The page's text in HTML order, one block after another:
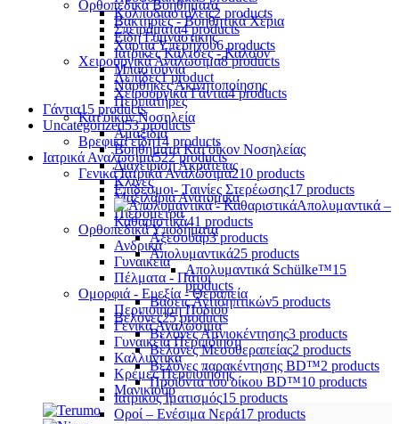
Ορθοπεδικά Βοηθήματα
Βακτηρίες - Βοηθητικά Χέρια
Είδη Γυμναστικής
Ιατρικές Κάλτσες - Καλσόν
Μπαστούνια
Νάρθηκες Ακινητοποίησης
Περιπατήρες
Κατ'οίκον Νοσηλεία
Αμαξίδια
Βοηθήματα Κατ'οίκον Νοσηλείας
Διαχείριση Ακράτειας
Κλίνες
Μαξιλάρια Ανατομικά
Πιεσόμετρα
Ορθοπεδικά Υποδήματα
Ανδρικά
Γυναικεία
Πέλματα - Πάτοι
Ομορφιά - Ευεξία - Θεραπεία
Περιποίηση Ποδιού
Γενικά Αναλώσιμα
Γυναικεία Περιποίηση
Καλλυντικά
Κρέμες Περιποίησης
Μανικιούρ
Κολποδιαστολείς2 products
Σπειράματα4 products
Χαρτιά Υπερήχου6 products
Χειρουργικά Αναλώσιμα8 products
Λεπίδες1 product
Χειρουργικά Γάντια4 products
Γάντια15 products
Uncategorized53 products
Βρεφικά είδη14 products
Ιατρικά Αναλώσιμα522 products
Γενικά Ιατρικά Αναλώσιμα210 products
Επίδεσμοι- Ταινίες Στερέωσης17 products
Απολυμαντικά –
Καθαριστικά41 products
Αξεσουάρ3 products
Απολυμαντικά25 products
Απολυμαντικά Schülke™15
products
Βάσεις Αντισηπτικών5 products
Βελόνες25 products
Βελόνες Αμνιοκέντησης3 products
Βελόνες Μεσοθεραπείας2 products
Βελόνες παρακέντησης BD™2 products
Προϊόντα του οίκου BD™10 products
Ιατρικός Ιματισμός15 products
Οροί – Ενέσιμα Νερά17 products